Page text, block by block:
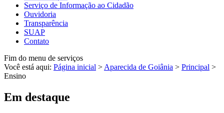
Serviço de Informação ao Cidadão
Ouvidoria
Transparência
SUAP
Contato
Fim do menu de serviços
Você está aqui: Página inicial > Aparecida de Goiânia > Principal >
Ensino
Em destaque